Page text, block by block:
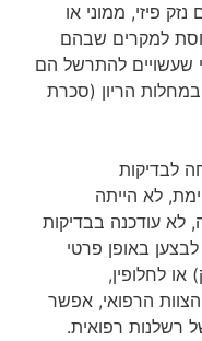
פיזי, ממוני או
למקרים שבהם
שעשויים להתרשל הם
הריון (סכרת
לבדיקות
לא הייתה
לא עודכנה בבדיקות
באופן פרטי
לחלופין,
הצוות הרפואי, אפשר
רשלנות רפואית.